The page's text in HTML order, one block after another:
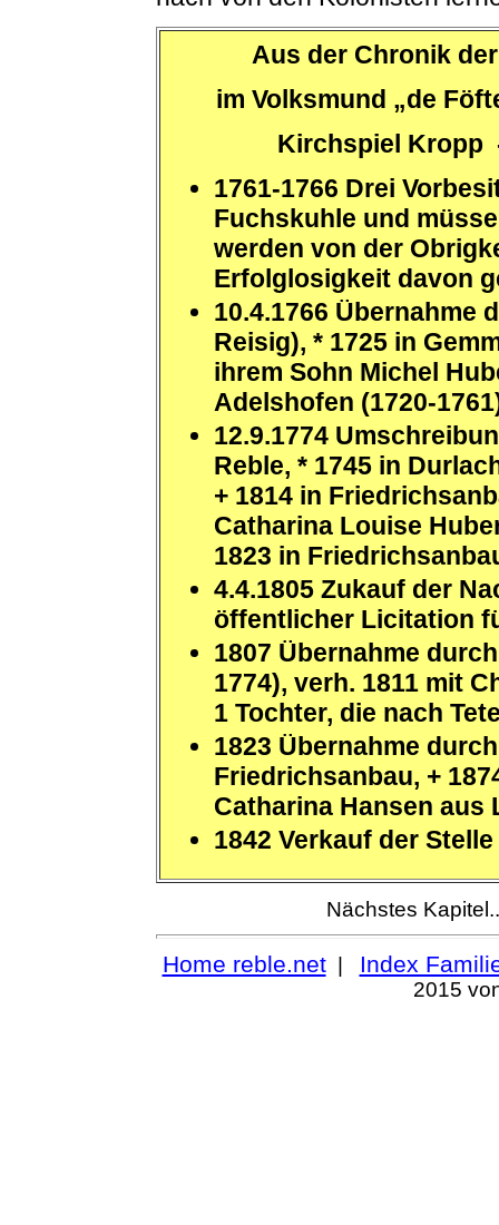
Aus der Chronik
im Volksmund „de
Kirchspiel Kropp
1761-1766 Drei
Fuchskuhle und
werden von der
Erfolglosigkeit davon
10.4.1766 Übernahme
Reisig), * 1725 in
ihrem Sohn Michel
Adelshofen (1720-
12.9.1774
Reble, * 1745 in
+ 1814 in
Catharina Louise
1823 in
4.4.1805 Zukauf der
öffentlicher Licitation
1807 Übernahme
1774), verh. 1811 mit
1 Tochter, die nach
1823 Übernahme
Friedrichsanbau, +
Catharina Hansen aus
1842 Verkauf der
Nächstes
Home reble.net| Index
2015